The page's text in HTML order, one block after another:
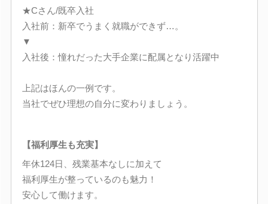
★Cさん/既卒入社
入社前：新卒でうまく就職ができず…。
▼
入社後：憧れだった大手企業に配属となり活躍中
上記はほんの一例です。
当社でぜひ理想の自分に変わりましょう。
【福利厚生も充実】
年休124日、残業基本なしに加えて
福利厚生が整っているのも魅力！
安心して働けます。